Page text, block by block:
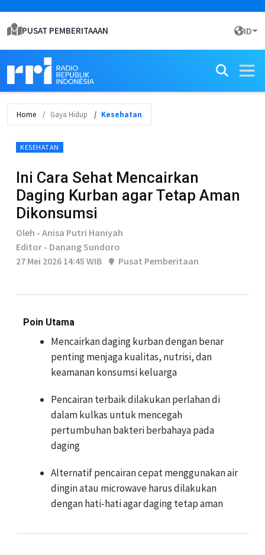
PUSAT PEMBERITAAAN ID
Home Gaya Hidup Kesehatan
KESEHATAN
Ini Cara Sehat Mencairkan
Daging Kurban agar Tetap Aman
Dikonsumsi
Oleh - Anisa Putri Haniyah
Editor - Danang Sundoro
27 Mei 2026 14:45 WIB
Pusat Pemberitaan
Poin Utama
Mencairkan daging kurban dengan benar
penting menjaga kualitas, nutrisi, dan
keamanan konsumsi keluarga
Pencairan terbaik dilakukan perlahan di
dalam kulkas untuk mencegah
pertumbuhan bakteri berbahaya pada
daging
Alternatif pencairan cepat menggunakan air
dingin atau microwave harus dilakukan
dengan hati-hati agar daging tetap aman